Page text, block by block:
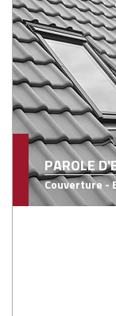
PAROLE
Couverture -